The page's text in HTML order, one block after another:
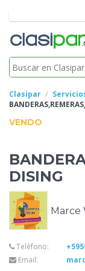
Clasipar
VENDO
DISING
Marce
Teléfono:
Email: